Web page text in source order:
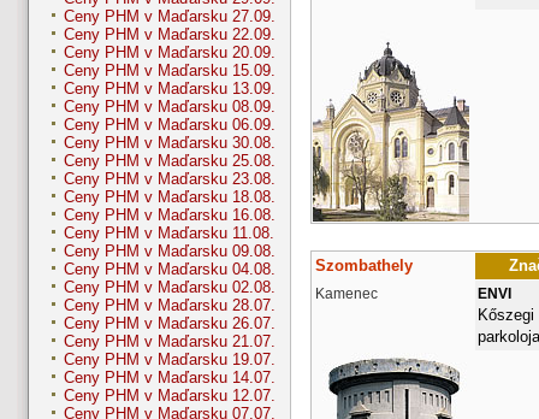
Ceny PHM v Maďarsku 27.09.
Ceny PHM v Maďarsku 22.09.
Ceny PHM v Maďarsku 20.09.
Ceny PHM v Maďarsku 15.09.
Ceny PHM v Maďarsku 13.09.
Ceny PHM v Maďarsku 08.09.
Ceny PHM v Maďarsku 06.09.
Ceny PHM v Maďarsku 30.08.
Ceny PHM v Maďarsku 25.08.
Ceny PHM v Maďarsku 23.08.
Ceny PHM v Maďarsku 18.08.
Ceny PHM v Maďarsku 16.08.
Ceny PHM v Maďarsku 11.08.
Ceny PHM v Maďarsku 09.08.
Ceny PHM v Maďarsku 04.08.
Ceny PHM v Maďarsku 02.08.
Ceny PHM v Maďarsku 28.07.
Ceny PHM v Maďarsku 26.07.
Ceny PHM v Maďarsku 21.07.
Ceny PHM v Maďarsku 19.07.
Ceny PHM v Maďarsku 14.07.
Ceny PHM v Maďarsku 12.07.
Ceny PHM v Maďarsku 07.07.
Szombathely
Kamenec ENVI
Kőszegi